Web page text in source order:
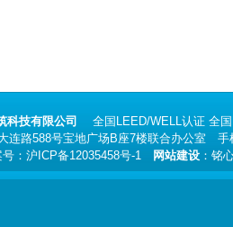
科技有限公司 全国 LEED/WELL认证全国
连路588号宝地广场B座7楼联合办公室
： 沪ICP备12035458号-1 网站建设 ： 铭